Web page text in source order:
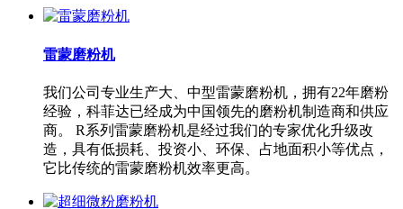
雷蒙磨粉机
我们公司专业生产大、中型雷蒙磨粉机，拥有22年磨粉
经验，科菲达已经成为中国领先的磨粉机制造商和供应
商。 R系列雷蒙磨粉机是经过我们的专家优化升级改
造，具有低损耗、投资小、环保、占地面积小等优点，
它比传统的雷蒙磨粉机效率更高。